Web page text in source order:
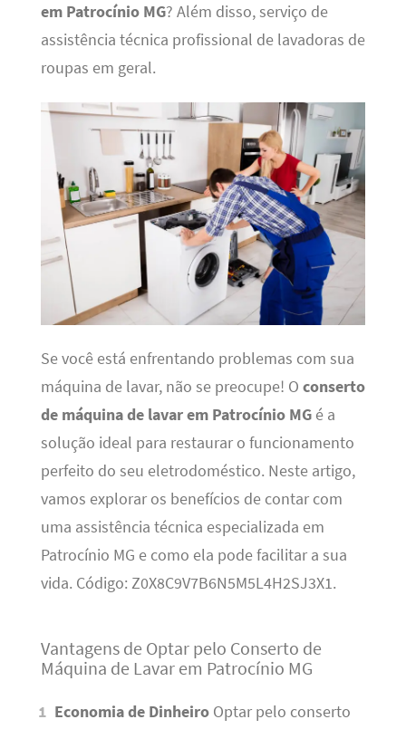
em Patrocínio MG? Além disso, serviço de
assistência técnica profissional de lavadoras de
roupas em geral.
Se você está enfrentando problemas com sua
máquina de lavar, não se preocupe! O conserto
de máquina de lavar em Patrocínio MGé a
solução ideal para restaurar o funcionamento
perfeito do seu eletrodoméstico. Neste artigo,
vamos explorar os benefícios de contar com
uma assistência técnica especializada em
Patrocínio MG e como ela pode facilitar a sua
vida. Código: Z0X8C9V7B6N5M5L4H2SJ3X1.
Vantagens de Optar pelo Conserto de
Máquina de Lavar em Patrocínio MG
Economia de Dinheiro Optar pelo conserto